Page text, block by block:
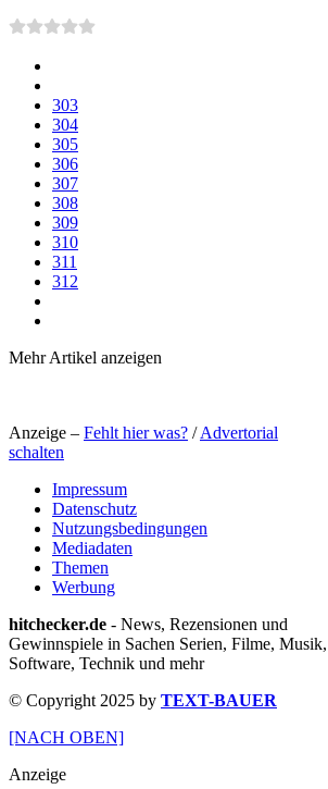
303
304
305
306
307
308
309
310
311
312
Mehr Artikel anzeigen
Anzeige – Fehlt hier was? /Advertorial
schalten
Impressum
Datenschutz
Nutzungsbedingungen
Mediadaten
Themen
Werbung
hitchecker.de - News, Rezensionen und
Gewinnspiele in Sachen Serien, Filme, Musik,
Software, Technik und mehr
© Copyright 2025 by TEXT-BAUER
[NACH OBEN]
Anzeige